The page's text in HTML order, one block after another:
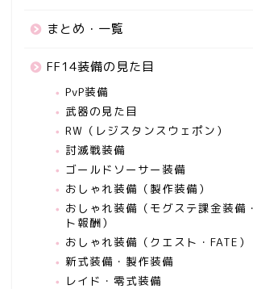
まとめ・一覧
FF14装備の見た目
PvP装備
武器の見た目
RW（レジスタンスウェポン）
討滅戦装備
ゴールドソーサー装備
おしゃれ装備（製作装備）
おしゃれ装備（モグステ課金装備
ト報酬）
おしゃれ装備（クエスト・FATE）
新式装備・製作装備
レイド・零式装備